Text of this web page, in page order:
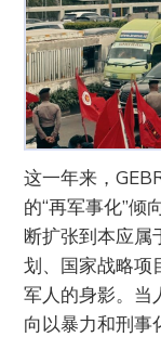
这一年来，
的“再军事化”倾
断扩张到本应
划、国家战略项
军人的身影。当
向以暴力和刑事